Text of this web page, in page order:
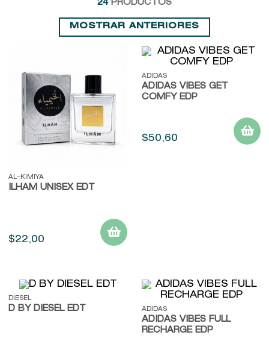
24 PRODUCTOS
MOSTRAR ANTERIORES
AL-KIMIYA
ILHAM UNISEX EDT
$22,00
ADIDAS
ADIDAS VIBES GET
COMFY EDP
$50,60
DIESEL
D BY DIESEL EDT ADIDAS
ADIDAS VIBES FULL
RECHARGE EDP
kool beauty serum
john frieda